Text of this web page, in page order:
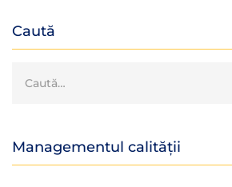
Caută
Managementul calității